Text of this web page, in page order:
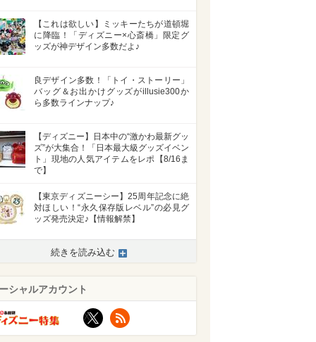
【これは欲しい】ミッキーたちが道頓堀
に降臨！「ディズニー×心斎橋」限定グ
ッズが神デザイン多数だよ♪
良デザイン多数！「トイ・ストーリー」
バッグ＆お出かけグッズがillusie300か
ら多数ラインナップ♪
【ディズニー】日本中の“激かわ最新グッ
ズ”が大集合！「日本最大級グッズイベン
ト」現地の人気アイテムをレポ【8/16ま
で】
【東京ディズニーシー】25周年記念に絶
対ほしい！“永久保存版レベル”の必見グ
ッズ発売決定♪【情報解禁】
続きを読み込む
シャルアカウント
X